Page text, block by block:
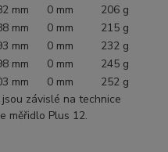
mm 0 mm
206 g
mm 0 mm
215 g
mm 0 mm
232 g
mm 0 mm
245 g
mm 0 mm
252 g
závislé na technice
měřidlo Plus 12.